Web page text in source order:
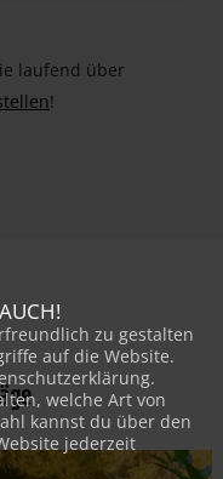
laufend über
!
zu gestalten
auf die Website.
welche Art von
kannst du über den
jederzeit